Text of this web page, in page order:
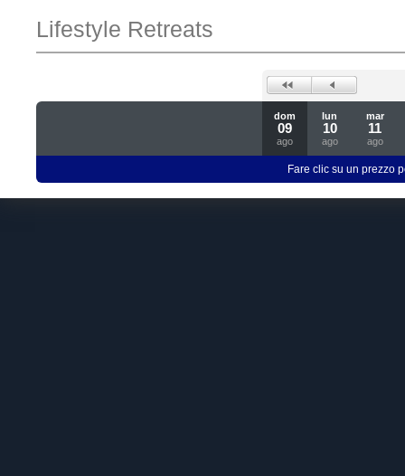
Lifestyle Retreats
dom
09
ago
lun
10
ago
mar
11
ago
Fare clic su un prezzo